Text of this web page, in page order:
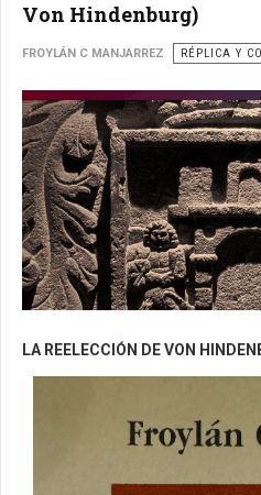
Von Hindenburg)
FROYLÁN C MANJARREZ RÉPLICA Y
LA REELECCIÓN DE VON